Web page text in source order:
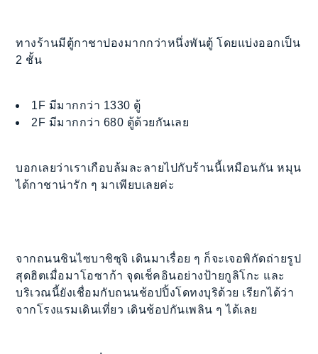
ทางร้านมีตู้กาชาปองมากกว่าหนึ่งพันตู้ โดยแบ่งออกเป็น
2 ชั้น
1F มีมากกว่า 1330 ตู้
2F มีมากกว่า 680 ตู้ด้วยกันเลย
บอกเลยว่าเราเกือบล้มละลายไปกับร้านนี้เหมือนกัน หมุน
ได้กาชาน่ารัก ๆ มาเพียบเลยค่ะ
จากถนนชินไซบาชิซุจิ เดินมาเรื่อย ๆ ก็จะเจอพิกัดถ่ายรูป
สุดฮิตเมื่อมาโอซาก้า จุดเช็คอินอย่างป้ายกูลิโกะ และ
บริเวณนี้ยังเชื่อมกับถนนช้อปปิ้งโดทงบุริด้วย เรียกได้ว่า
จากโรงแรมเดินเที่ยว เดินช้อปกันเพลิน ๆ ได้เลย